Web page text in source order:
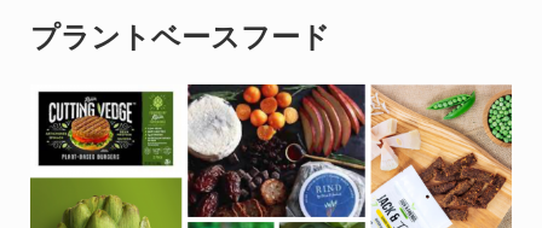
プラントベースフード